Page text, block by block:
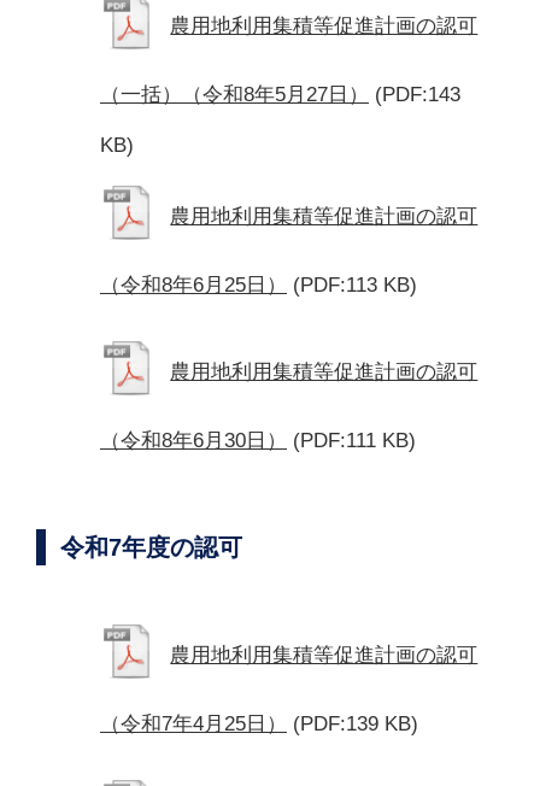
農用地利用集積等促進計画の認可
（一括）（令和8年5月27日） (PDF:143
KB)
農用地利用集積等促進計画の認可
（令和8年6月25日） (PDF:113 KB)
農用地利用集積等促進計画の認可
（令和8年6月30日） (PDF:111 KB)
令和7年度の認可
農用地利用集積等促進計画の認可
（令和7年4月25日） (PDF:139 KB)